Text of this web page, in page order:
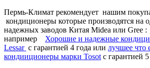
Пермь-Климат рекомендует нашим
кондиционеры которые производятся на
надежных заводов Китая Midea или Gree :
например Хорошие и надежные
Lessar c гарантией 4 года или лучшее что
кондииционеры марки Tosot с гарантией 5